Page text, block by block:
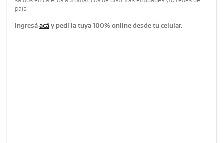
país.
Ingresá acá y pedí la tuya 100% online desde tu celular.